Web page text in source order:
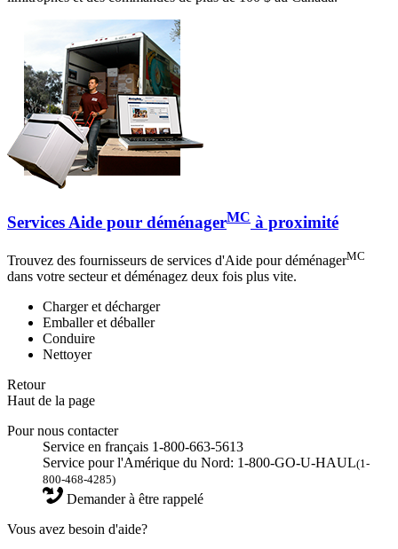
Services Aide pour déménagerMC à proximité
Trouvez des fournisseurs de services d'Aide pour déménagerMC
dans votre secteur et déménagez deux fois plus vite.
Charger et décharger
Emballer et déballer
Conduire
Nettoyer
Retour
Haut de la page
Pour nous contacter
Service en français 1-800-663-5613
Service pour l'Amérique du Nord: 1-800-GO-U-HAUL(1-
800-468-4285)
Demander à être rappelé
Vous avez besoin d'aide?